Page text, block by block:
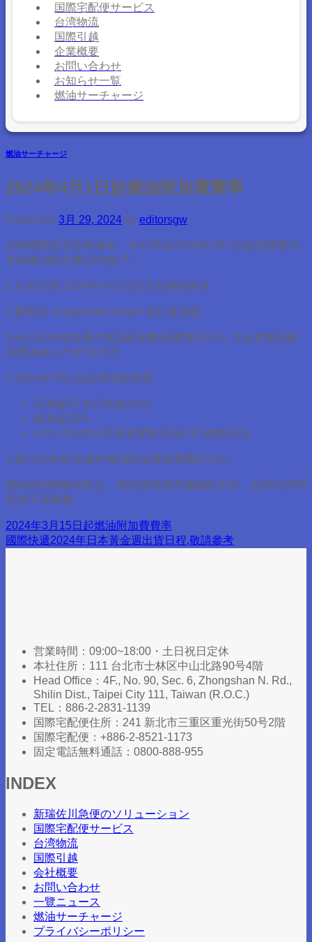
国際宅配便サービス
台湾物流
国際引越
企業概要
お問い合わせ
お知らせ一覧
燃油サーチャージ
燃油サーチャージ
2024年4月1日起燃油附加費費率
Posted on 3月 29, 2024 by editorsgw
反映國際航空油料成本，本公司自2024年4月1日起將調整日
本線燃油附加費,詳情如下:
1.生效日期:2024年4月1日當天結關的貨件。
2.費用以 chargeable weight 為計算基礎。
3.出口日本線快遞件燃油附加費為運費的15%, 大包裏燃油附
加費為每公斤NTD15元
4.2024年4月1日起燃油附加費
亞洲線(不含日本線)33%
歐美線33%
UPS 2024年4月每週變動,請依UPS網站為主
5.進口日本線 快遞件燃油附加費為運費的10%.
感謝您的瞭解和配合，我司期待貴司繼續的支持，如有任何問
題請不吝賜教!
2024年3月15日起燃油附加費費率
國際快遞2024年日本黃金週出貨日程,敬請參考
営業時間：09:00~18:00・土日祝日定休
本社住所：111 台北市士林区中山北路90号4階
Head Office：4F., No. 90, Sec. 6, Zhongshan N. Rd.,
Shilin Dist., Taipei City 111, Taiwan (R.O.C.)​
TEL：886-2-2831-1139
国際宅配便住所：241 新北市三重区重光街50号2階
国際宅配便：+886-2-8521-1173
固定電話無料通話：0800-888-955
INDEX
新瑞佐川急便のソリューション
国際宅配便サービス
台湾物流
国際引越
会社概要
お問い合わせ
一覽ニュース
燃油サーチャージ
プライバシーポリシー